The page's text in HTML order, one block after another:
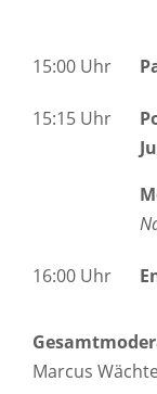
15:00 Uhr
15:15 Uhr
16:00 Uhr
Marcus